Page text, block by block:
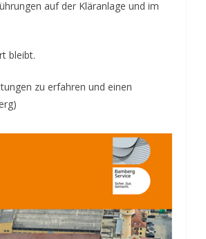
auf der Kläranlage und im
bleibt.
zu erfahren und einen